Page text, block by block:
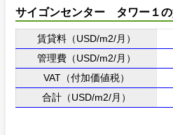
サイゴンセンター タワー１
賃貸料（USD/m2/月）
管理費（USD/m2/月）
VAT（付加価値税）
合計（USD/m2/月）